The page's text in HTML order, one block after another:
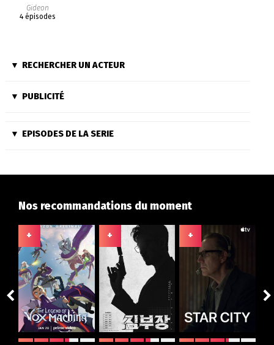
Gideon
4 épisodes
RECHERCHER UN ACTEUR
PUBLICITÉ
EPISODES DE LA SERIE
Nos recommandations du moment
+ + +